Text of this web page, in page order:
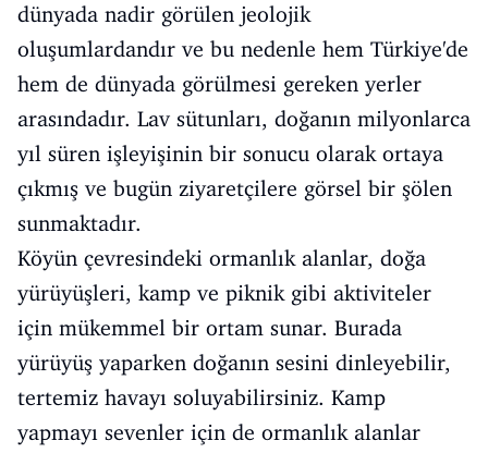
dünyada nadir görülen jeolojik
oluşumlardandır ve bu nedenle hem Türkiye'de
hem de dünyada görülmesi gereken yerler
arasındadır. Lav sütunları, doğanın milyonlarca
yıl süren işleyişinin bir sonucu olarak ortaya
çıkmış ve bugün ziyaretçilere görsel bir şölen
sunmaktadır.
Köyün çevresindeki ormanlık alanlar, doğa
yürüyüşleri, kamp ve piknik gibi aktiviteler
için mükemmel bir ortam sunar. Burada
yürüyüş yaparken doğanın sesini dinleyebilir,
tertemiz havayı soluyabilirsiniz. Kamp
yapmayı sevenler için de ormanlık alanlar